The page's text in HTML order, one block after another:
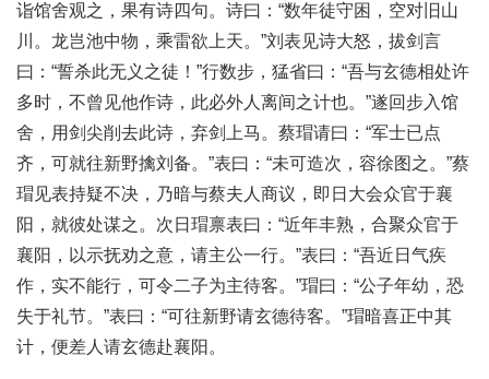
诣馆舍观之，果有诗四句。诗曰：“数年徒守困，空对旧山
川。龙岂池中物，乘雷欲上天。”刘表见诗大怒，拔剑言
曰：“誓杀此无义之徒！”行数步，猛省曰：“吾与玄德相处许
多时，不曾见他作诗，此必外人离间之计也。”遂回步入馆
舍，用剑尖削去此诗，弃剑上马。蔡瑁请曰：“军士已点
齐，可就往新野擒刘备。”表曰：“未可造次，容徐图之。”蔡
瑁见表持疑不决，乃暗与蔡夫人商议，即日大会众官于襄
阳，就彼处谋之。次日瑁禀表曰：“近年丰熟，合聚众官于
襄阳，以示抚劝之意，请主公一行。”表曰：“吾近日气疾
作，实不能行，可令二子为主待客。”瑁曰：“公子年幼，恐
失于礼节。”表曰：“可往新野请玄德待客。”瑁暗喜正中其
计，便差人请玄德赴襄阳。